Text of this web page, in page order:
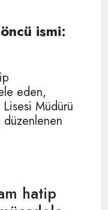
ismi:
eden,
Müdürü
hatip